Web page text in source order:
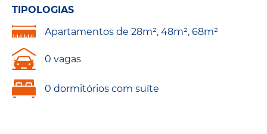
TIPOLOGIAS
Apartamentos de 28m², 48m², 68m²
0 vagas
0 dormitórios com suíte